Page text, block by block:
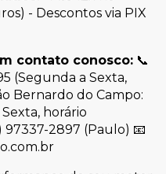
- Descontos via PIX
contato conosco: 📞
(Segunda a Sexta,
Bernardo do Campo:
horário
97337-2897 (Paulo) 📧